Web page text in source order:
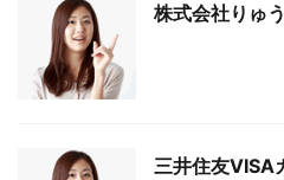
株式会社りゅ
三井住友VISA